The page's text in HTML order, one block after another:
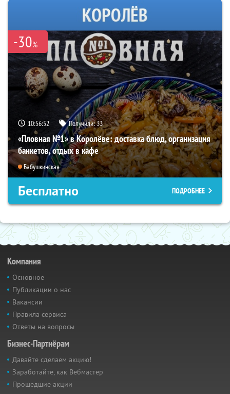
-30%
10:56:50 Получили:33
«Пловная №1» в Королёве: доставка блюд, организация
банкетов, отдых в кафе
Бабушкинская
Бесплатно ПОДРОБНЕЕ
Компания
Основное
Публикации о нас
Вакансии
Правила сервиса
Ответы на вопросы
Бизнес-Партнёрам
Давайте сделаем акцию!
Заработайте, как Вебмастер
Прошедшие акции